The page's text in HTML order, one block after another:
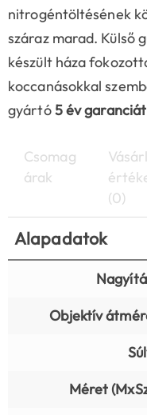
nitrogéntöltésének
száraz marad. Külső
készült háza
koccanásokkal
gyártó5 év garanciát
Csomag
árak
(0)
Alapadatok
Objektív
Méret